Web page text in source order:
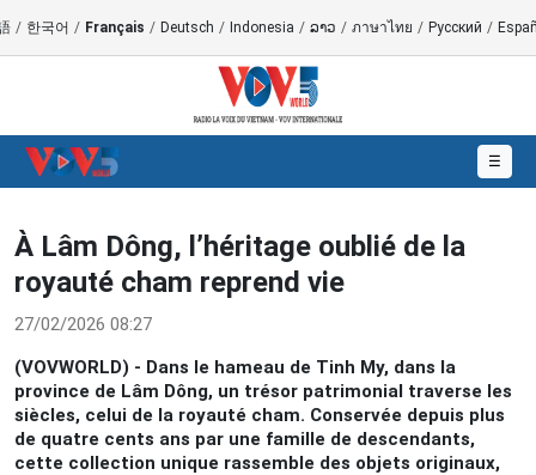
/ 한국어 / Français / Deutsch / Indonesia / ລາວ / ภาษาไทย / Русский /
☰
À Lâm Dông, l’héritage oublié de la
royauté cham reprend vie
27/02/2026 08:27
(VOVWORLD) - Dans le hameau de Tinh My, dans la
province de Lâm Dông, un trésor patrimonial traverse les
siècles, celui de la royauté cham. Conservée depuis plus
de quatre cents ans par une famille de descendants,
cette collection unique rassemble des objets originaux,